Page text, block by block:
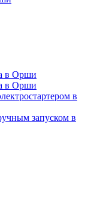
в Орши
в Орши
в
запуском в